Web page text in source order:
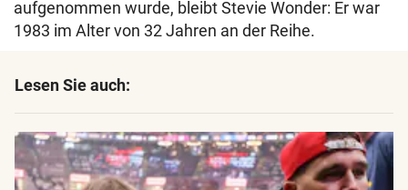
aufgenommen wurde, bleibt Stevie Wonder: Er war
1983 im Alter von 32 Jahren an der Reihe.
Lesen Sie auch: